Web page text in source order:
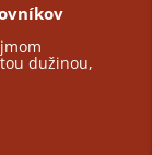
dužinou,